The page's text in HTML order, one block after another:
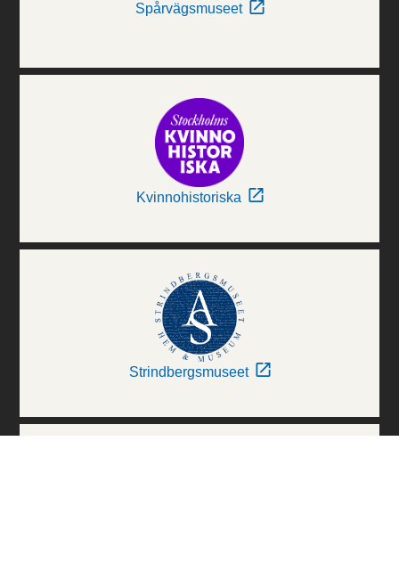
Spårvägsmuseet
Kvinnohistoriska
Strindbergsmuseet